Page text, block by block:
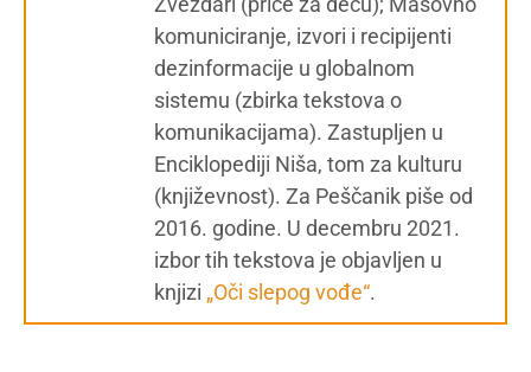
komuniciranje, izvori i recipijenti
dezinformacije u globalnom
sistemu (zbirka tekstova o
komunikacijama). Zastupljen u
Enciklopediji Niša, tom za kulturu
(književnost). Za Peščanik piše od
2016. godine. U decembru 2021.
izbor tih tekstova je objavljen u
knjizi „Oči slepog vođe“.